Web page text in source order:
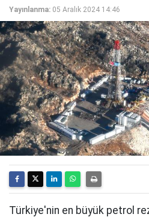
Yayınlanma: 05 Aralık 2024 14:46
Türkiye'nin en büyük petrol